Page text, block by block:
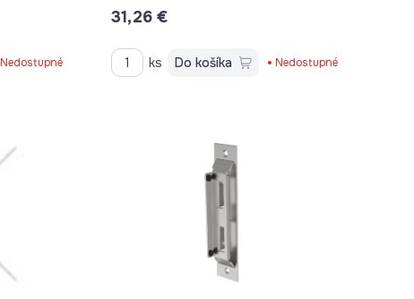
Nedostupné
31,26 €
ks Do košíka Nedostupné